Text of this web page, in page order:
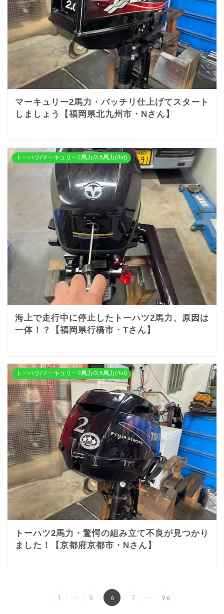
マーキュリー2馬力・バッチリ仕上げてスタート
しましょう【福岡県北九州市・Nさん】
トーハツ/マーキュリー2馬力/3.5馬力(4st)
海上で走行中に停止したトーハツ2馬力、原因は
一体！？【福岡県行橋市・Tさん】
トーハツ/マーキュリー2馬力/3.5馬力(4st)
トーハツ2馬力・驚愕の組み立て不良が見つかり
ました！【京都府京都市・Nさん】
1 ... 5 6 7 ... 96